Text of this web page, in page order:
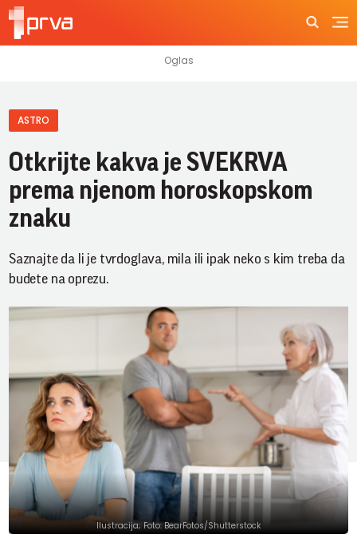
ASTRO
Otkrijte kakva je SVEKRVA
prema njenom horoskopskom
znaku
Saznajte da li je tvrdoglava, mila ili ipak neko s kim treba da
budete na oprezu.
Ilustracija; Foto: BearFotos/Shutterstock